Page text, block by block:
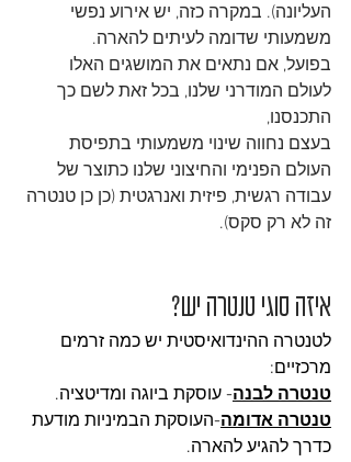
העליונה). במקרה כזה, יש אירוע נפשי
משמעותי שדומה לעיתים להארה.
בפועל, אם נתאים את המושגים האלו
לעולם המודרני שלנו, בכל זאת לשם כך
התכנסנו,
בעצם נחווה שינוי משמעותי בתפיסת
העולם הפנימי והחיצוני שלנו כתוצר של
עבודה רגשית, פיזית ואנרגטית (כן כן טנטרה
זה לא רק סקס).
איזה סוגי טנטרה יש?
לטנטרה ההינדואיסטית יש כמה זרמים
מרכזיים:
טנטרה לבנה- עוסקת ביוגה ומדיטציה.
טנטרה אדומה-העוסקת הבמיניות מודעת
כדרך להגיע להארה.